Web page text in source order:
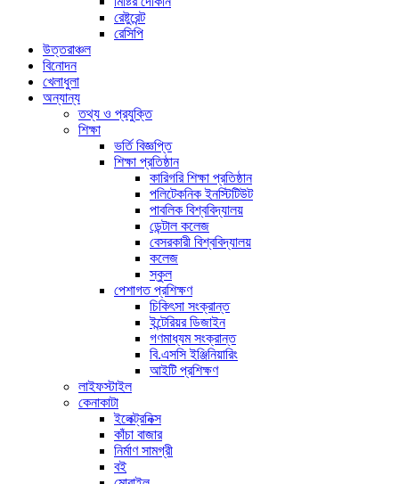
রেষ্টুরেন্ট
রেসিপি
উত্তরাঞ্চল
বিনোদন
খেলাধুলা
অন্যান্য
তথ্য ও প্রযুক্তি
শিক্ষা
ভর্তি বিজ্ঞপ্তি
শিক্ষা প্রতিষ্ঠান
কারিগরি শিক্ষা প্রতিষ্ঠান
পলিটেকনিক ইনস্টিটিউট
পাবলিক বিশ্ববিদ্যালয়
ডেন্টাল কলেজ
বেসরকারী বিশ্ববিদ্যালয়
কলেজ
স্কুল
পেশাগত প্রশিক্ষণ
চিকিৎসা সংক্রান্ত
ইন্টেরিয়র ডিজাইন
গণমাধ্যম সংক্রান্ত
বি.এসসি ইঞ্জিনিয়ারিং
আইটি প্রশিক্ষণ
লাইফস্টাইল
কেনাকাটা
ইলেক্ট্রনিক্স
কাঁচা বাজার
নির্মাণ সামগ্রী
বই